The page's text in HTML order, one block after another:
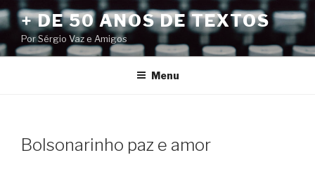
Pular
para
o
conteúdo
+ DE 50 ANOS DE TEXTOS
Por Sérgio Vaz e Amigos
Menu
Bolsonarinho paz e amor